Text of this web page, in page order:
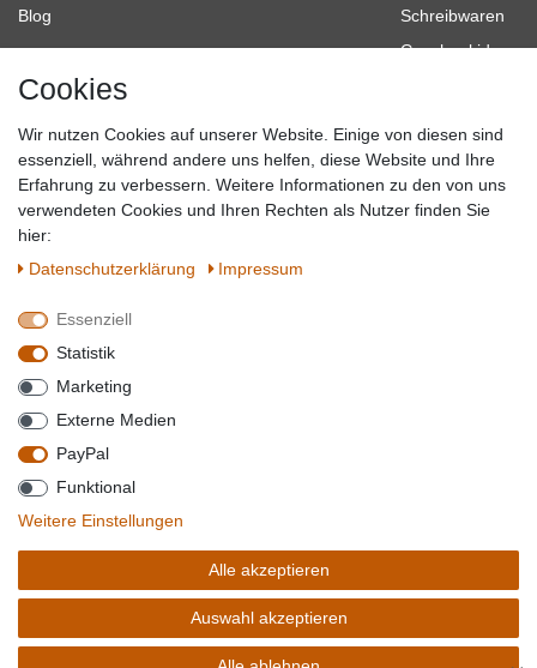
Blog
Schreibwaren
Geschenkideen
Topmarken
SICHER EINKAUFEN
QUALITÄT
BESUCHEN SIE UNS AUF
WIR AKZEPTIEREN
*Alle Preise verstehen sich inkl. MwSt. zzgl. Versandkosten. **Gilt für Lieferungen
innerhalb deutschlands, Lieferzeiten für andere Länder entnehmen Sie bitte der
Schaltfäche mit denVersandinformationen. *** Bei den ausgewiesenen Versandkosten
handelt es sich um die StandardVersandkostenfür Deutschland, diese ändern sich je
nach Auswahl Ihres Lieferlandes.
Copyright 2020 © Mega-Paradies GmbH | Alle Rechte vorbehalten.
Cookies
Wir nutzen Cookies auf unserer Website. Einige von diesen sind
essenziell, während andere uns helfen, diese Website und Ihre
Erfahrung zu verbessern. Weitere Informationen zu den von uns
verwendeten Cookies und Ihren Rechten als Nutzer finden Sie
hier:
Daten­schutz­erklärung
Impressum
Essenziell
Statistik
Marketing
Externe Medien
PayPal
Funktional
Weitere Einstellungen
Alle akzeptieren
Auswahl akzeptieren